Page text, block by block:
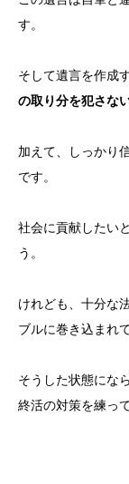
す。
そして遺言を作成
の取り分を犯さな
加えて、しっかり
です。
社会に貢献したい
う。
けれども、十分な
ブルに巻き込まれ
そうした状態にな
終活の対策を練っ